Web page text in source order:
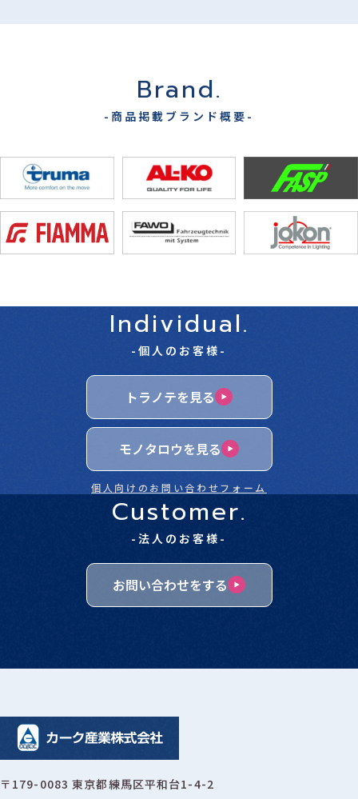
Brand.
-商品掲載ブランド概要-
Individual.
-個人のお客様-
トラノテを見る
モノタロウを見る
個人向けのお問い合わせフォーム
Customer.
-法人のお客様-
お問い合わせをする
〒179-0083 東京都練馬区平和台1-4-2